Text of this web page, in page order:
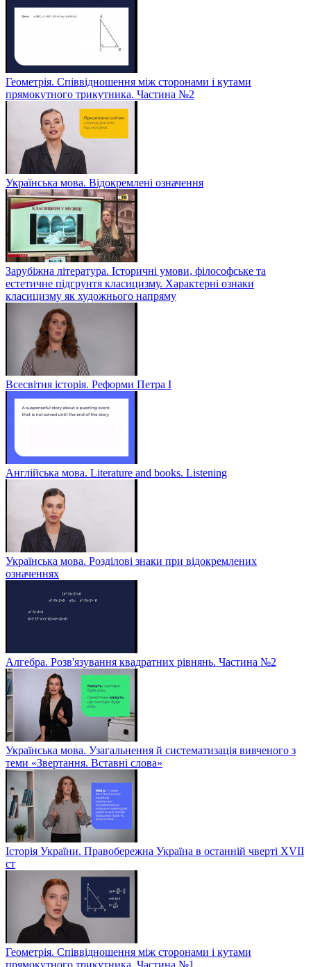
Геометрія. Співвідношення між сторонами і кутами
прямокутного трикутника. Частина №2
Українська мова. Відокремлені означення
Зарубіжна література. Історичні умови, філософське та
естетичне підгрунтя класицизму. Характерні ознаки
класицизму як художнього напряму
Всесвітня історія. Реформи Петра І
Англійська мова. Literature and books. Listening
Українська мова. Розділові знаки при відокремлених
означеннях
Алгебра. Розв'язування квадратних рівнянь. Частина №2
Українська мова. Узагальнення й систематизація вивченого з
теми «Звертання. Вставні слова»
Історія України. Правобережна Україна в останній чверті XVII
ст
Геометрія. Співвідношення між сторонами і кутами
прямокутного трикутника. Частина №1